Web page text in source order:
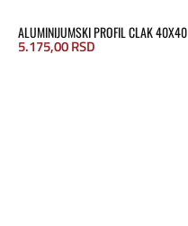
ALUMINIJUMSKI PROFIL CLAK 40X40
5.175,00RSD